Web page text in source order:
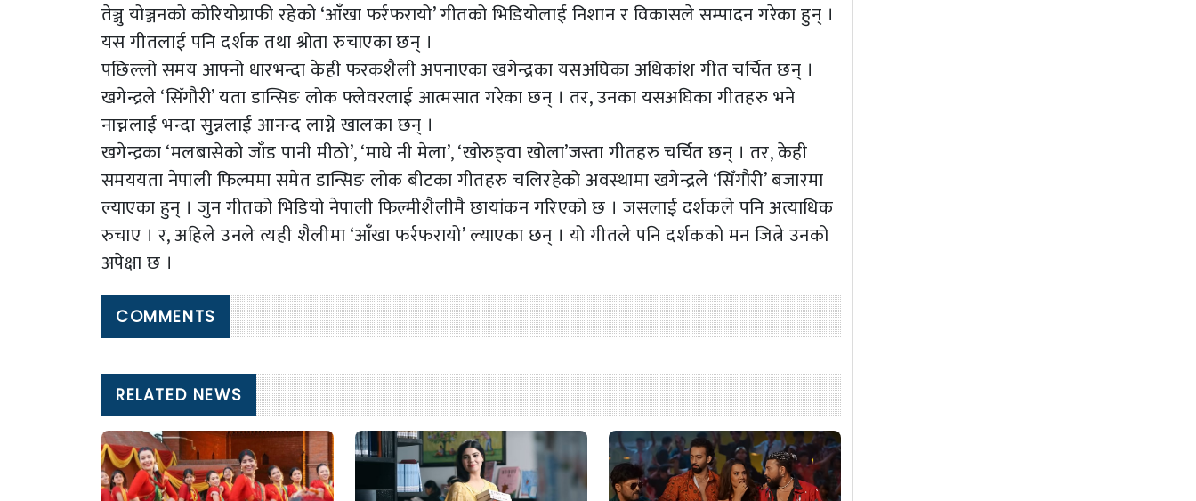
तेञ्जु योञ्जनको कोरियोग्राफी रहेको ‘आँखा फर्रफरायो’ गीतको भिडियोलाई निशान र विकासले सम्पादन गरेका हुन् ।
यस गीतलाई पनि दर्शक तथा श्रोता रुचाएका छन् ।
पछिल्लो समय आफ्नो धारभन्दा केही फरकशैली अपनाएका खगेन्द्रका यसअघिका अधिकांश गीत चर्चित छन् ।
खगेन्द्रले ‘सिँगौरी’ यता डान्सिङ लोक फ्लेवरलाई आत्मसात गरेका छन् । तर, उनका यसअघिका गीतहरु भने
नाच्नलाई भन्दा सुन्नलाई आनन्द लाग्ने खालका छन् ।
खगेन्द्रका ‘मलबासेको जाँड पानी मीठो’, ‘माघे नी मेला’, ‘खोरुङ्वा खोला’जस्ता गीतहरु चर्चित छन् । तर, केही
समययता नेपाली फिल्ममा समेत डान्सिङ लोक बीटका गीतहरु चलिरहेको अवस्थामा खगेन्द्रले ‘सिँगौरी’ बजारमा
ल्याएका हुन् । जुन गीतको भिडियो नेपाली फिल्मीशैलीमै छायांकन गरिएको छ । जसलाई दर्शकले पनि अत्याधिक
रुचाए । र, अहिले उनले त्यही शैलीमा ‘आँखा फर्रफरायो’ ल्याएका छन् । यो गीतले पनि दर्शकको मन जित्ने उनको
अपेक्षा छ ।
COMMENTS
RELATED NEWS